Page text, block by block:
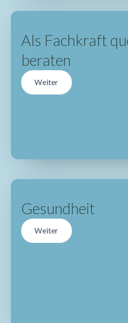
Als Fachkraft
beraten
Weiter
Gesundheit
Weiter